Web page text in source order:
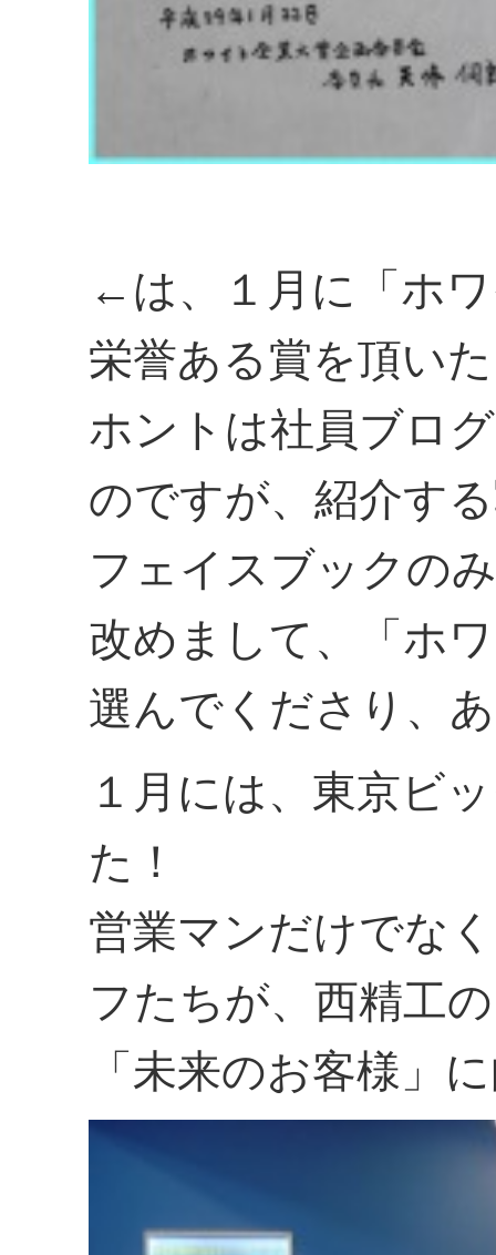
←は、１月に「ホ
栄誉ある賞を頂い
ホントは社員ブロ
のですが、紹介す
フェイスブックの
改めまして、「ホ
選んでくださり、
１月には、東京ビ
た！
営業マンだけでな
フたちが、西精工
「未来のお客様」